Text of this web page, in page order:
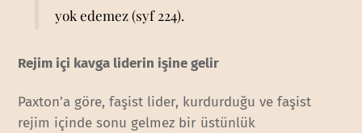
yok edemez (syf 224).
Rejim içi kavga liderin işine gelir
Paxton’a göre, faşist lider, kurdurduğu ve faşist
rejim içinde sonu gelmez bir üstünlük